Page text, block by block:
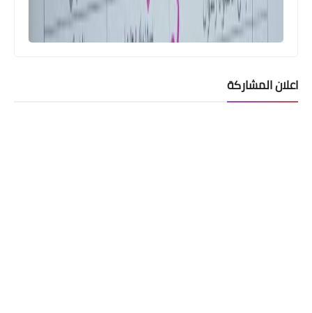
اسماء االرعاية الاجتماعية
اعلان المشاركة